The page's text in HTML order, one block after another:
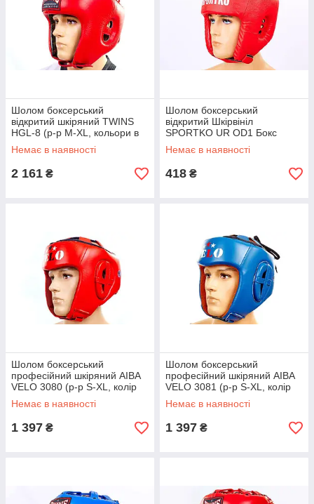
Шолом боксерський
відкритий шкіряний TWINS
HGL-8 (р-р M-XL, кольори в
асортименті)
Немає в наявності
2 161 ₴
Шолом боксерський
відкритий Шкірвініл
SPORTKO UR OD1 Бокс
(Розмір: L., кольори в
асортименті)
Немає в наявності
418 ₴
Шолом боксерський
професійний шкіряний AIBA
VELO 3080 (р-р S-XL, колір
червоний)
Немає в наявності
1 397 ₴
Шолом боксерський
професійний шкіряний AIBA
VELO 3081 (р-р S-XL, колір
синій)
Немає в наявності
1 397 ₴